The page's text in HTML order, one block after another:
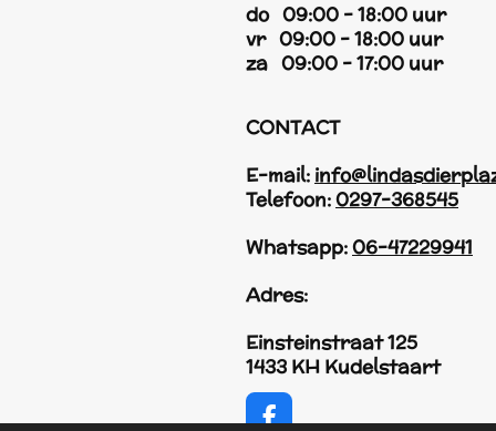
do 09:00 - 18:00 uur
vr 09:00 - 18:00 uur
za 09:00 - 17:00 uur
CONTACT
E-mail:
Telefoon:0297-368545
Whatsapp:06-47229941
Adres:
Einsteinstraat 125
1433 KH Kudelstaart
F